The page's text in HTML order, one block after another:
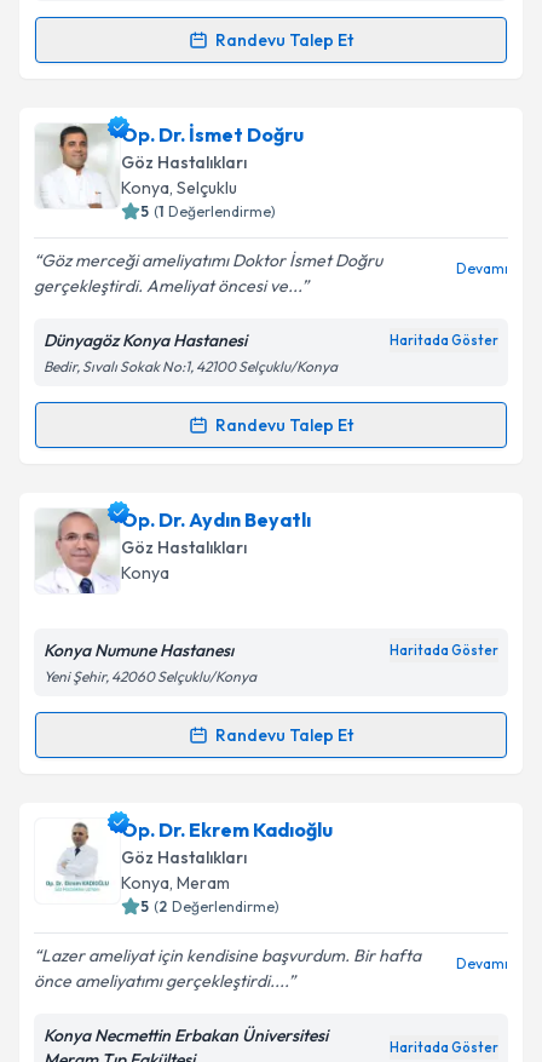
Metni'ni okudum ve kişisel verilerimin belirtilen
kapsamda işlenmesini kabul ediyorum.
Randevu Talep Et
Randevu Takvimi Talebi
Doç. Dr. Zeynep Dadacıiçin randevu takvimi talebi
oluşturun. Size bu uzmandan randevu almanız için bir
takvim hazırlandığında e-posta ile bilgilendireceğiz.
Kişisel verilerimin işlenmesine ilişkin
Aydınlatma
Metni'ni okudum ve kişisel verilerimin belirtilen
kapsamda işlenmesini kabul ediyorum.
Op. Dr. İsmet Doğru
Göz Hastalıkları
Konya, Selçuklu
5 (1 Değerlendirme)
Göz merceği ameliyatımı Doktor İsmet Doğru
gerçekleştirdi. Ameliyat öncesi ve...
Devamı
Dünyagöz Konya Hastanesi Haritada Göster
Bedir, Sıvalı Sokak No:1, 42100 Selçuklu/Konya
Randevu Talep Et
Randevu Takvimi Talebi
Op. Dr. İsmet Doğruiçin randevu takvimi talebi
oluşturun. Size bu uzmandan randevu almanız için bir
takvim hazırlandığında e-posta ile bilgilendireceğiz.
Kişisel verilerimin işlenmesine ilişkin
Metni'ni okudum ve kişisel verilerimin belirtilen
Takvim Talebini Gönder
Op. Dr. Aydın Beyatlı
Göz Hastalıkları
Konya
Konya Numune Hastanesı Haritada Göster
Yeni Şehir, 42060 Selçuklu/Konya
Randevu Talep Et
Randevu Takvimi Talebi
Op. Dr. Aydın Beyatlı için randevu takvimi talebi
oluşturun. Size bu uzmandan randevu almanız için bir
takvim hazırlandığında e-posta ile bilgilendireceğiz.
Kişisel verilerimin işlenmesine ilişkin
Aydınlatma
Op. Dr. Ekrem Kadıoğlu
Göz Hastalıkları
Konya, Meram
5 (2 Değerlendirme)
Lazer ameliyat için kendisine başvurdum. Bir hafta
önce ameliyatımı gerçekleştirdi....
Devamı
Konya Necmettin Erbakan Üniversitesi
Haritada Göster